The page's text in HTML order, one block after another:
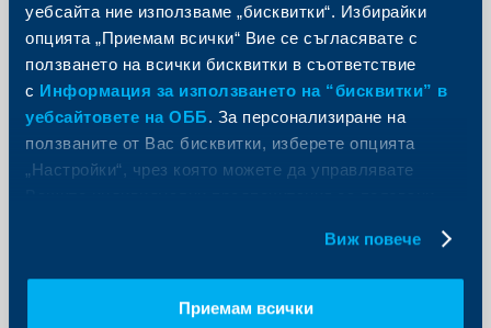
уебсайта ние използваме „бисквитки“. Избирайки
опцията „Приемам всички“ Вие се съгласявате с
ползването на всички бисквитки в съответствие
с Информация за използването на “бисквитки” в
уебсайтовете на ОББ. За персонализиране на
ползваните от Вас бисквитки, изберете опцията
„Настройки“, чрез която можете да управлявате
Виж повече
Приемам всички
Като част от интеграцията в рамките на КВС Груп в
България, управителните органи на двете
дружества взеха решение за преобразуване чрез
вливане, както следва:
ОББ и КВС Банк България
намаляват таксите за електронни